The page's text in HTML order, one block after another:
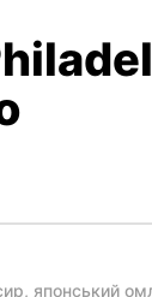
японський